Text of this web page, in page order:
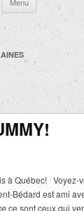
Menu
contenu
à Québec! Voyez-
Bédard est ami
ce sont ceux qui